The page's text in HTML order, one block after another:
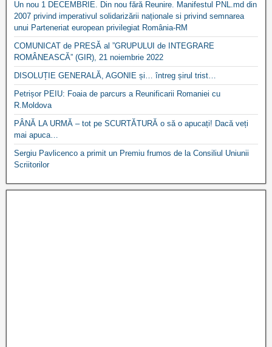
Un nou 1 DECEMBRIE. Din nou fără Reunire. Manifestul PNL.md din
2007 privind imperativul solidarizării naționale si privind semnarea
unui Parteneriat european privilegiat România-RM
COMUNICAT de PRESĂ al ”GRUPULUI de INTEGRARE
ROMÂNEASCĂ” (GIR), 21 noiembrie 2022
DISOLUȚIE GENERALĂ, AGONIE și… întreg șirul trist…
Petrișor PEIU: Foaia de parcurs a Reunificarii Romaniei cu
R.Moldova
PÂNĂ LA URMĂ – tot pe SCURTĂTURĂ o să o apucați! Dacă veți
mai apuca…
Sergiu Pavlicenco a primit un Premiu frumos de la Consiliul Uniunii
Scriitorilor